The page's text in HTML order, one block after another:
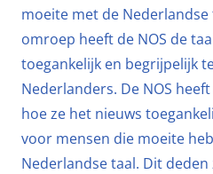
moeite met de Nederlandse
omroep heeft de NOS de
toegankelijk en begrijpelijk
Nederlanders. De NOS
hoe ze het nieuws
voor mensen die moeite
Nederlandse taal. Dit